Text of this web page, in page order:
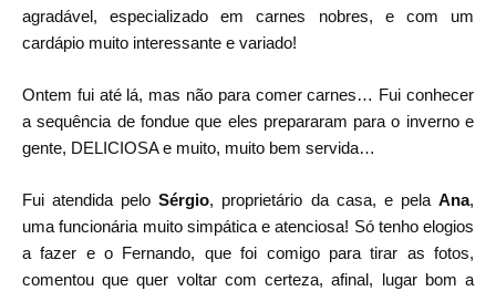
agradável, especializado em carnes nobres, e com um
cardápio muito interessante e variado!
Ontem fui até lá, mas não para comer carnes… Fui conhecer
a sequência de fondue que eles prepararam para o inverno e
gente, DELICIOSA e muito, muito bem servida…
Fui atendida peloSérgio, proprietário da casa, e pelaAna,
uma funcionária muito simpática e atenciosa! Só tenho elogios
a fazer e o Fernando, que foi comigo para tirar as fotos,
comentou que quer voltar com certeza, afinal, lugar bom a